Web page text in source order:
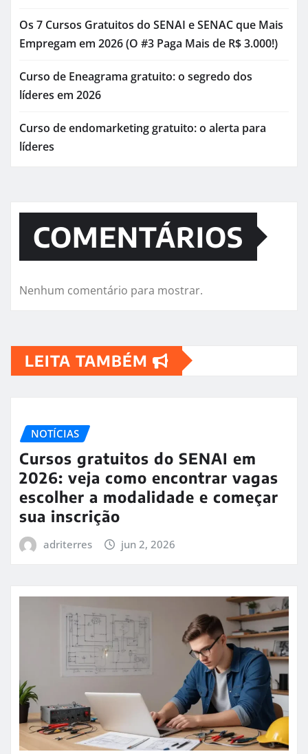
Os 7 Cursos Gratuitos do SENAI e SENAC que Mais
Empregam em 2026 (O #3 Paga Mais de R$ 3.000!)
Curso de Eneagrama gratuito: o segredo dos
líderes em 2026
Curso de endomarketing gratuito: o alerta para
líderes
COMENTÁRIOS
Nenhum comentário para mostrar.
LEITA TAMBÉM
NOTÍCIAS
Cursos gratuitos do SENAI em
2026: veja como encontrar vagas
escolher a modalidade e começar
sua inscrição
adriterres jun 2, 2026